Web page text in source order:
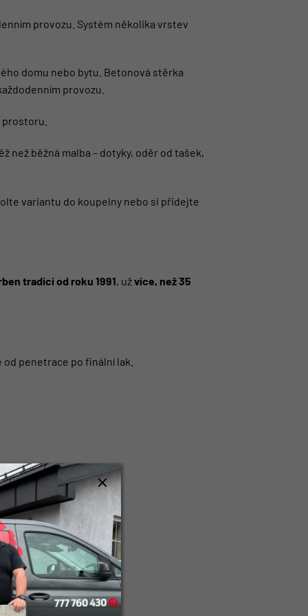
provozu. Systém několika vrstev
domu nebo bytu. Betonová stěrka
provozu.
než běžná malba – dotyky, oděr od tašek,
variantu do koupelny nebo si přidejte
tradici od roku 1991, užvíce, než 35
penetrace po finální lak.